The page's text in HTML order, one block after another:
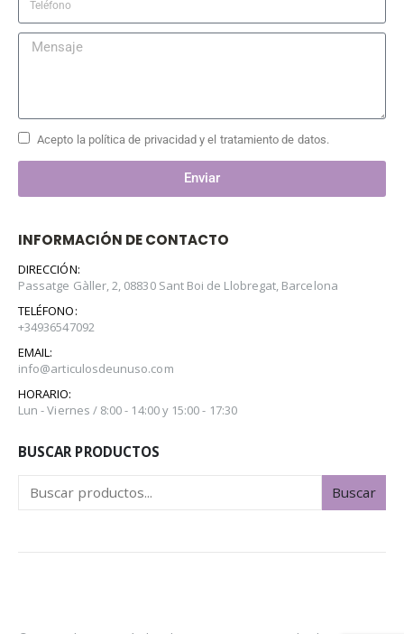
Acepto la política de privacidad y el tratamiento de datos.
Enviar
INFORMACIÓN DE CONTACTO
DIRECCIÓN:
Passatge Gàller, 2, 08830 Sant Boi de Llobregat, Barcelona
TELÉFONO:
+34936547092
EMAIL:
info@articulosdeunuso.com
HORARIO:
Lun - Viernes / 8:00 - 14:00 y 15:00 - 17:30
BUSCAR PRODUCTOS
Buscar